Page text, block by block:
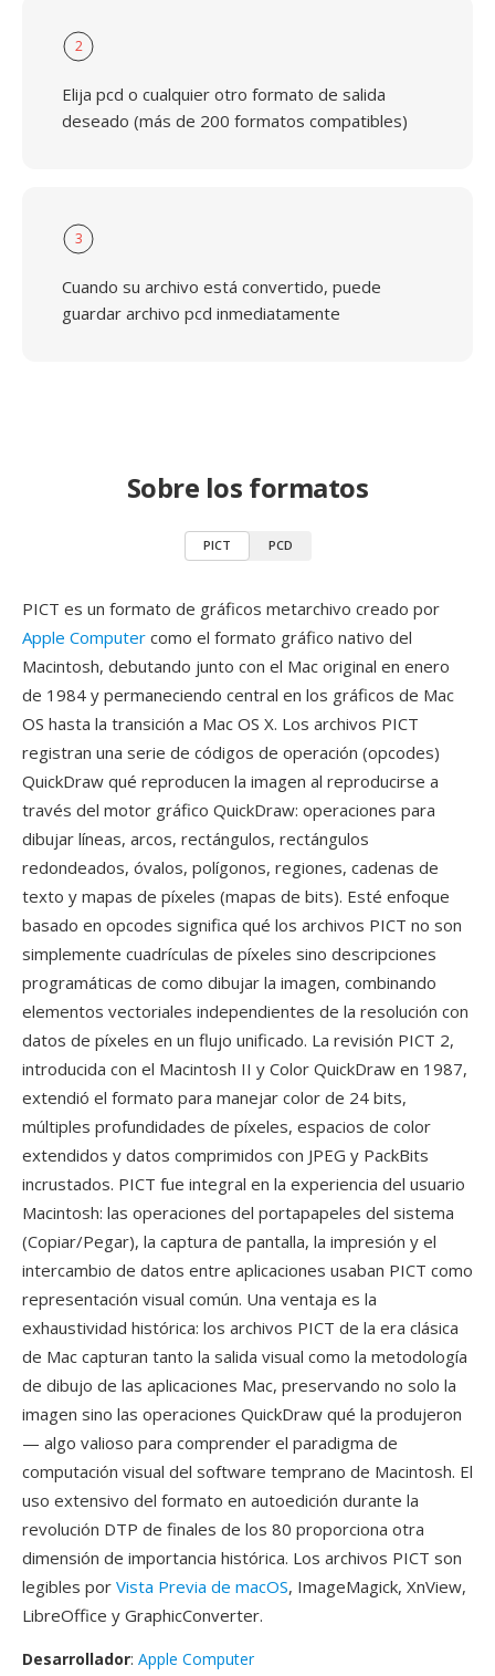
2
Elija pcd o cualquier otro formato de salida
deseado (más de 200 formatos compatibles)
3
Cuando su archivo está convertido, puede
guardar archivo pcd inmediatamente
Sobre los formatos
PICT PCD
PICT es un formato de gráficos metarchivo creado por
Apple Computer como el formato gráfico nativo del
Macintosh, debutando junto con el Mac original en enero
de 1984 y permaneciendo central en los gráficos de Mac
OS hasta la transición a Mac OS X. Los archivos PICT
registran una serie de códigos de operación (opcodes)
QuickDraw qué reproducen la imagen al reproducirse a
través del motor gráfico QuickDraw: operaciones para
dibujar líneas, arcos, rectángulos, rectángulos
redondeados, óvalos, polígonos, regiones, cadenas de
texto y mapas de píxeles (mapas de bits). Esté enfoque
basado en opcodes significa qué los archivos PICT no son
simplemente cuadrículas de píxeles sino descripciones
programáticas de como dibujar la imagen, combinando
elementos vectoriales independientes de la resolución con
datos de píxeles en un flujo unificado. La revisión PICT 2,
introducida con el Macintosh II y Color QuickDraw en 1987,
extendió el formato para manejar color de 24 bits,
múltiples profundidades de píxeles, espacios de color
extendidos y datos comprimidos con JPEG y PackBits
incrustados. PICT fue integral en la experiencia del usuario
Macintosh: las operaciones del portapapeles del sistema
(Copiar/Pegar), la captura de pantalla, la impresión y el
intercambio de datos entre aplicaciones usaban PICT como
representación visual común. Una ventaja es la
exhaustividad histórica: los archivos PICT de la era clásica
de Mac capturan tanto la salida visual como la metodología
de dibujo de las aplicaciones Mac, preservando no solo la
imagen sino las operaciones QuickDraw qué la produjeron
— algo valioso para comprender el paradigma de
computación visual del software temprano de Macintosh. El
uso extensivo del formato en autoedición durante la
revolución DTP de finales de los 80 proporciona otra
dimensión de importancia histórica. Los archivos PICT son
legibles por Vista Previa de macOS, ImageMagick, XnView,
LibreOffice y GraphicConverter.
Desarrollador: Apple Computer